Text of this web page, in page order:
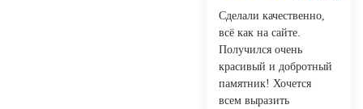
Сделали качественно,
всё как на сайте.
Получился очень
красивый и добротный
памятник! Хочется
всем выразить